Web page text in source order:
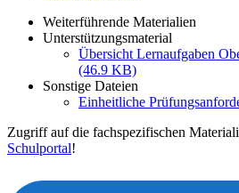
Weiterführende Materialien
Unterstützungsmaterial
Übersicht Lernaufgaben
(46.9 KB)
Sonstige Dateien
Einheitliche
Zugriff auf die fachspezifischen
Schulportal!